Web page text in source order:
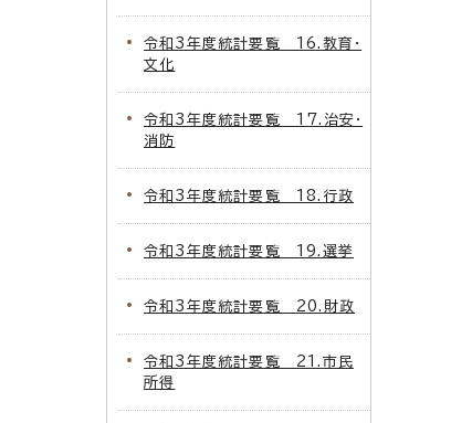
令和3年度統計要覧 16.教育・
文化
令和3年度統計要覧 17.治安・
消防
令和3年度統計要覧 18.行政
令和3年度統計要覧 19.選挙
令和3年度統計要覧 20.財政
令和3年度統計要覧 21.市民
所得